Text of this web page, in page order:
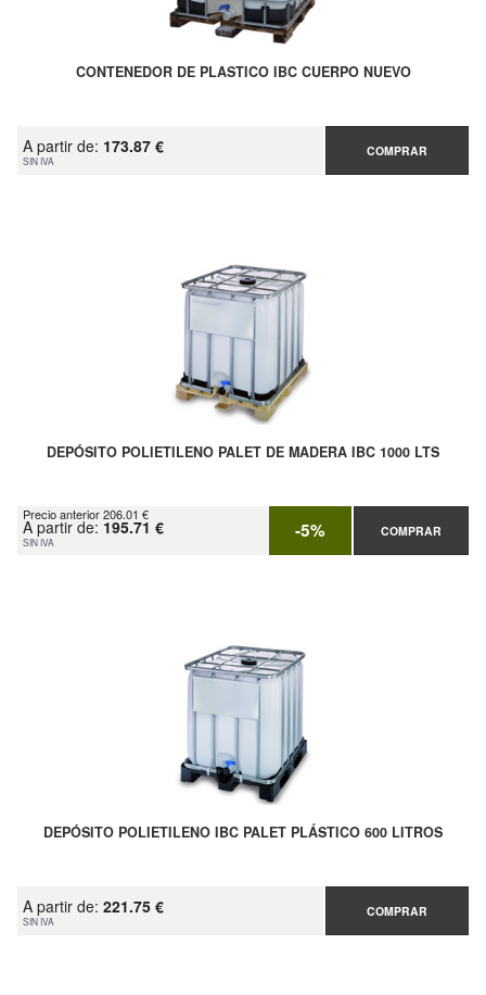
CONTENEDOR DE PLASTICO IBC CUERPO NUEVO
A partir de: 173.87 €
SIN IVA
COMPRAR
DEPÓSITO POLIETILENO PALET DE MADERA IBC 1000 LTS
Precio anterior 206.01 €
A partir de: 195.71 €
SIN IVA -5% COMPRAR
DEPÓSITO POLIETILENO IBC PALET PLÁSTICO 600 LITROS
A partir de: 221.75 €
SIN IVA
COMPRAR